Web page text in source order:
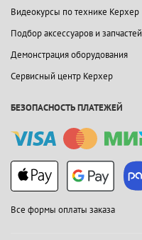
Видеокурсы по технике Керхер
Подбор аксессуаров и запчастей
Демонстрация оборудования
Сервисный центр Керхер
БЕЗОПАСНОСТЬ ПЛАТЕЖЕЙ
Все формы оплаты заказа